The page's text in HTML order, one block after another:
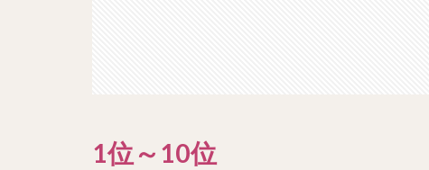
1位～10位